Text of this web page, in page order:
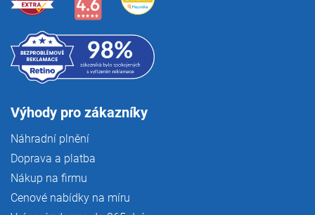
Výhody pro zákazníky
Náhradní plnění
Doprava a platba
Nákup na firmu
Cenové nabídky na míru